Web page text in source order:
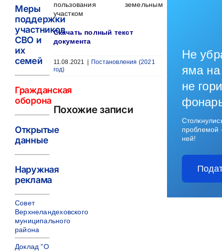
пользования земельным
участком
Скачать полный текст
документа
11.08.2021
Постановления (2021
год)
Похожие записи
Меры
поддержки
участников
СВО и
их
семей
Гражданская
оборона
Открытые
данные
Наружная
реклама
Совет
Верхнеландеховского
муниципального
района
Доклад "О
Не
яма на
не
ней!